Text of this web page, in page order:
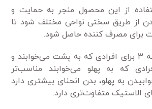
از این محصول منجر به حمایت و
از طریق سختی نواحی مختلف شود تا
برای مصرف کننده حاصل شود.
از نظر تئوری، منطقه ۳ برای افرادی که به پشت می‌خوابند و
افرادی که به پهلو می‌خوابند مناسب‌تر
به پهلو، بدن انحنای بیشتری دارد
الاستیک متفاوت‌تری دارد.